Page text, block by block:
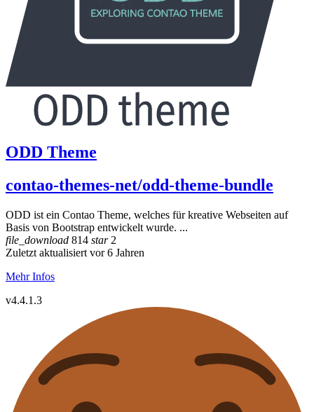
ODD Theme
contao-themes-net/odd-theme-bundle
ODD ist ein Contao Theme, welches für kreative Webseiten auf
Basis von Bootstrap entwickelt wurde. ...
file_download 814 star2
Zuletzt aktualisiert vor 6 Jahren
Mehr Infos
v4.4.1.3